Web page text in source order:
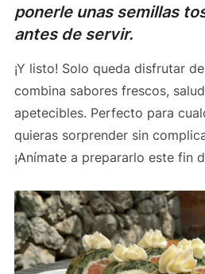
ponerle unas semillas
antes de servir.
¡Y listo! Solo queda disfrutar
combina sabores frescos,
apetecibles. Perfecto para
quieras sorprender sin
¡Anímate a prepararlo este fin